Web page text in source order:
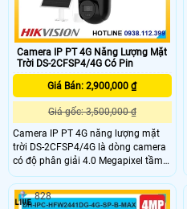
Camera IP PT 4G Năng Lượng Mặt
Trời DS-2CFSP4/4G Có Pin
Giá Bán: 2,900,000 ₫
Giá gốc: 3,500,000 ₫
Camera IP PT 4G năng lượng mặt
trời DS-2CFSP4/4G là dòng camera
có độ phân giải 4.0 Megapixel tầm
nhìn hồng ngoại xa 30m.Công nghệ
AI thông minh phát hiện người và
phương tiện. Trang bị pin dung
828